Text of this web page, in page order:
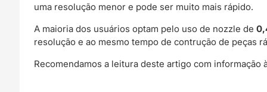
uma resolução menor e pode ser muito mais rápido.
A maioria dos usuários optam pelo uso de nozzle de
resolução e ao mesmo tempo de contrução de peças
Recomendamos a leitura deste artigo com